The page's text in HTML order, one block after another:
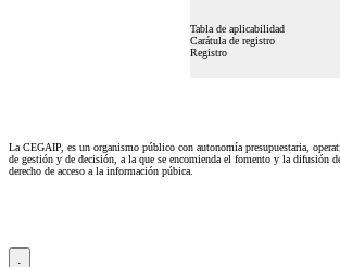
Tabla de aplicabilidad
Carátula de registro
Registro
La CEGAIP, es un organismo público con autonomía presupuestaria,
de gestión y de decisión, a la que se encomienda el fomento y la difusión
derecho de acceso a la información púbica.